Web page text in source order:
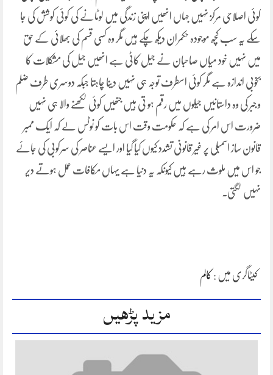
کوئی اصلاحی مرکز نہیں جہاں انھیں اپنی زندگی میں لوٹانے کی کوئی کوشش کی جا
سکے یہ سب کچھ موجودہ حکمران دیکھ چکے ہیں مگر وہ کسی قسم کی بھلائی کے حق
میں نہیں خود میاں صاحبان نے جیل کاٹی ہے انھیں جیل کی مشکلات کا
بخوبی اندازہ ہے مگر کوئی اسطرف توجہ ہی نہیں دینا چاہتا جبکہ دوسری طرف ضلم
و جبر کی وہ داستانیں جیلوں میں رقم ہو تی ہیں جنھیں کوئی لکھنے والا ہی نہیں
ضرورت اس امر کی ہے کہ حکومت وقت اس بات کو نوٹس لے کہ ایک ممبر
قانون ساز اسمبلی پر غیر قانونی تشدد کیوں کیا گیا اور ایسے عناصر کی سرکوبی کی جائے
جو اس میں ملوث رہے ہیں کیونکہ یہ دنیا ہے یہاں مکافات عمل ہوتے دیر
نہیں لگتی۔
کیٹاگری میں : کالم
مزید پڑھیں